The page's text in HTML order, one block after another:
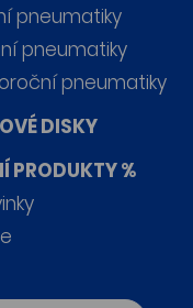
pneumatiky
pneumatiky
pneumatiky
DISKY
PRODUKTY %